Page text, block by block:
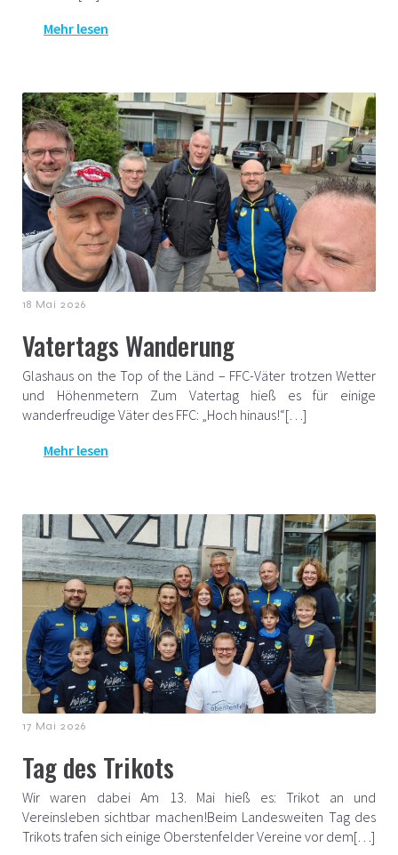
Mehr lesen
18 Mai 2026
Vatertags Wanderung
Glashaus on the Top of the Länd – FFC-Väter trotzen Wetter
und Höhenmetern Zum Vatertag hieß es für einige
wanderfreudige Väter des FFC: „Hoch hinaus!“[…]
Mehr lesen
17 Mai 2026
Tag des Trikots
Wir waren dabei Am 13. Mai hieß es: Trikot an und
Vereinsleben sichtbar machen!Beim Landesweiten Tag des
Trikots trafen sich einige Oberstenfelder Vereine vor dem[…]